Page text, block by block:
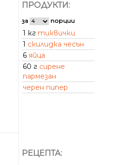
ПРОДУКТИ:
за порции
1 кг тиквички
1 скилидка чесън
6 яйца
60 г сирене
пармезан
черен пипер
РЕЦЕПТА: